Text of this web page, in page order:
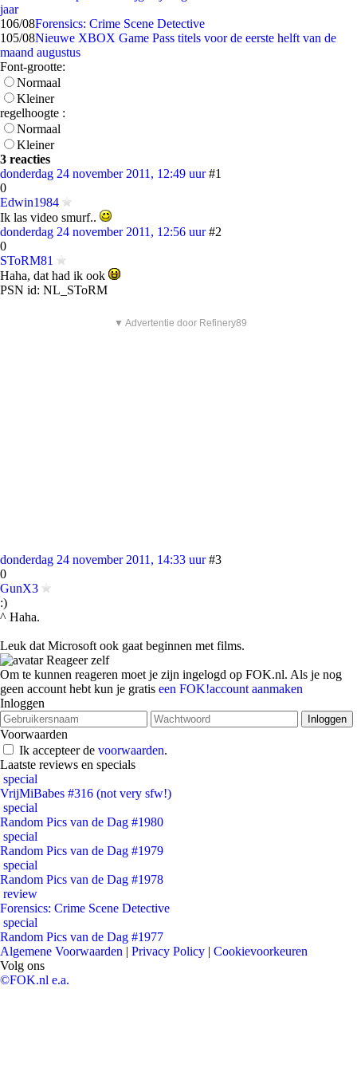
jaar
106/08Forensics: Crime Scene Detective
105/08Nieuwe XBOX Game Pass titels voor de eerste helft van de
maand augustus
Font-grootte:
Normaal
Kleiner
regelhoogte :
Normaal
Kleiner
3 reacties
donderdag 24 november 2011, 12:49 uur #1
0
Edwin1984
Ik las video smurf..
donderdag 24 november 2011, 12:56 uur #2
0
SToRM81
Haha, dat had ik ook
PSN id: NL_SToRM
▼ Advertentie door Refinery89
donderdag 24 november 2011, 14:33 uur #3
0
GunX3
:)
^ Haha.
Leuk dat Microsoft ook gaat beginnen met films.
Reageer zelf
Om te kunnen reageren moet je zijn ingelogd op FOK.nl. Als je nog
geen account hebt kun je gratis een FOK!account aanmaken
Inloggen
Voorwaarden
Ik accepteer de voorwaarden.
Laatste reviews en specials
special
VrijMiBabes #316 (not very sfw!)
special
Random Pics van de Dag #1980
special
Random Pics van de Dag #1979
special
Random Pics van de Dag #1978
review
Forensics: Crime Scene Detective
special
Random Pics van de Dag #1977
Algemene Voorwaarden | Privacy Policy | Cookievoorkeuren
Volg ons
©FOK.nl e.a.